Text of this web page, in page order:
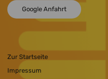
Google Anfahrt
Zur Startseite
Impressum